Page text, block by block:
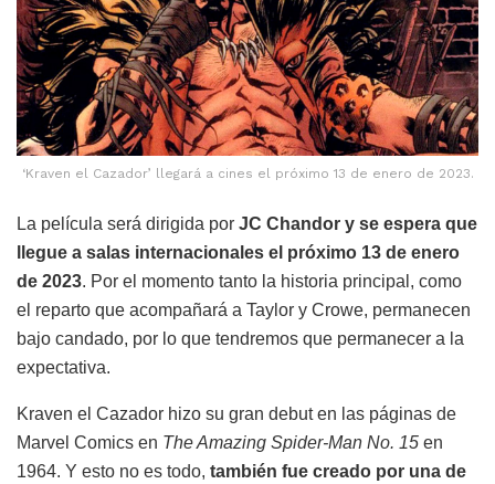
‘Kraven el Cazador’ llegará a cines el próximo 13 de enero de 2023.
La película será dirigida por JC Chandor y se espera que
llegue a salas internacionales el próximo 13 de enero
de 2023. Por el momento tanto la historia principal, como
el reparto que acompañará a Taylor y Crowe, permanecen
bajo candado, por lo que tendremos que permanecer a la
expectativa.
Kraven el Cazador hizo su gran debut en las páginas de
Marvel Comics en The Amazing Spider-Man No. 15 en
1964. Y esto no es todo, también fue creado por una de